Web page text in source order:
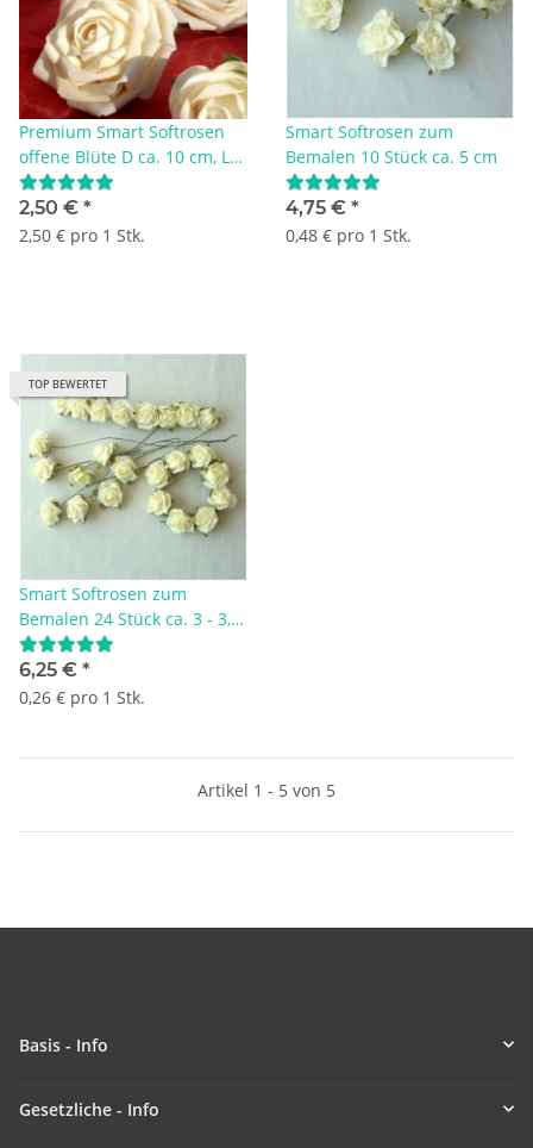
Premium Smart Softrosen
offene Blüte D ca. 10 cm, L
55 cm, creme 1 Stück
2,50 € *
2,50 € pro 1 Stk.
Smart Softrosen zum
Bemalen 10 Stück ca. 5 cm
4,75 € *
0,48 € pro 1 Stk.
TOP BEWERTET
Smart Softrosen zum
Bemalen 24 Stück ca. 3 - 3,5
cm
6,25 € *
0,26 € pro 1 Stk.
Artikel 1 - 5 von 5
Basis - Info
Gesetzliche - Info